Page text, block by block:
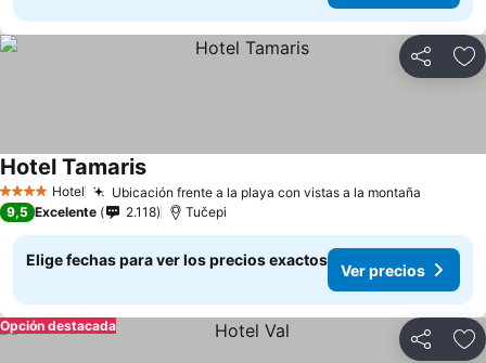
Compartir
4 EstrellasHotel Ubicación frente a la playa con vistas a la montaña
Hotel Tamaris
9,5 Excelente 2.118 Tučepi
Elige fechas para ver los precios exactos
Ver precios
Compartir
Opción destacada